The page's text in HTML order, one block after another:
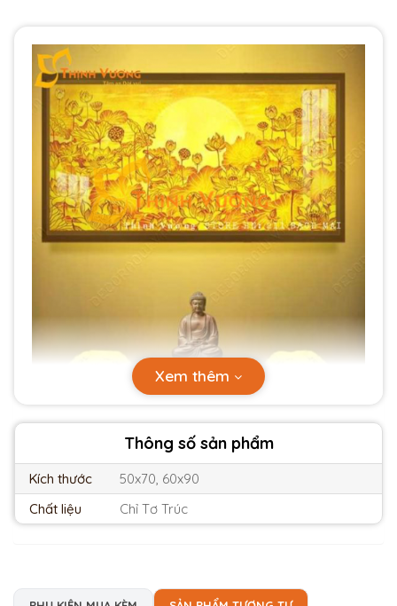
Thông số sản phẩm
Kích thước
50x70, 60x90
Chất liệu
Chỉ Tơ Trúc
Xem thêm